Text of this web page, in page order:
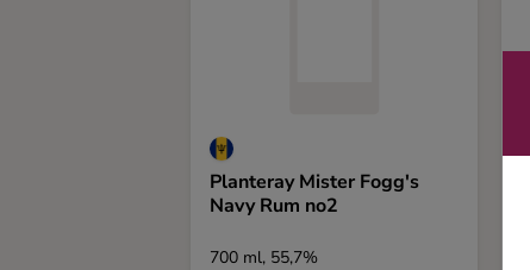
Planteray Mister Fogg's
Navy Rum no2
700 ml, 55,7%